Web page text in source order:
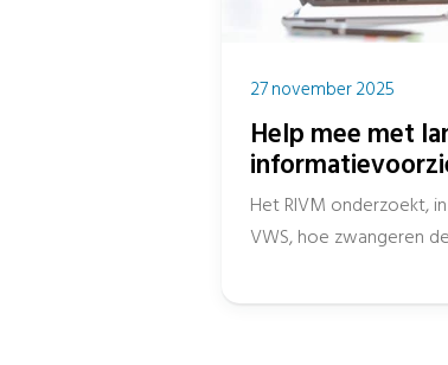
27 november 2025
Help mee met
Het RIVM onderzoekt,
VWS, hoe zwangeren